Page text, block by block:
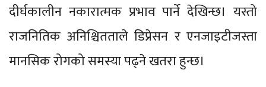
दीर्घकालीन नकारात्मक प्रभाव पार्ने देखिन्छ। यस्तो
राजनितिक अनिश्चितताले डिप्रेसन र एनजाइटीजस्ता
मानसिक रोगको समस्या पढ्ने खतरा हुन्छ।